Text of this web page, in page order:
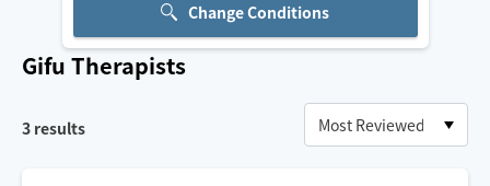
Change Conditions
Gifu Therapists
3 results